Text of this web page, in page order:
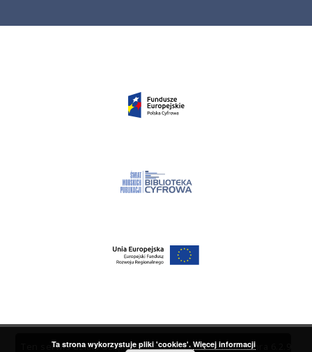
Ten serwis działa dzięki oprogramowaniuDInGO dLibra 6.2.9
Ta strona wykorzystuje pliki 'cookies'. Więcej informacji